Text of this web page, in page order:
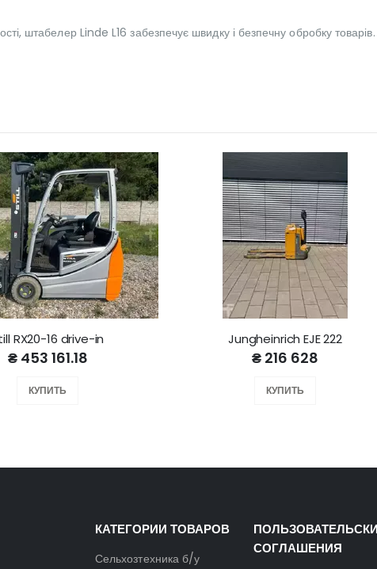
штабелер Linde L16 забезпечує швидку і безпечну обробку
RX20-16 drive-in
₴ 453 161.18
КУПИТЬ
Jungheinrich EJE 222
₴ 216 628
КУПИТЬ
КАТЕГОРИИ ТОВАРОВ
Сельхозтехника б/у
СОГЛАШЕНИЯ